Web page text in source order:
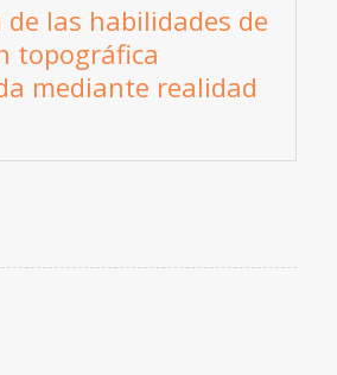
de las habilidades de
topográfica
mediante realidad